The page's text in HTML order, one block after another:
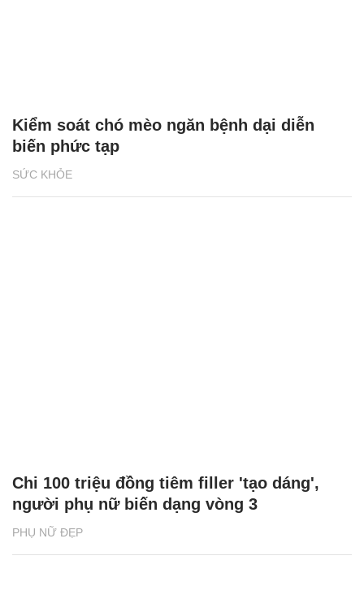
SỨC KHỎE
Kiểm soát chó mèo ngăn bệnh dại diễn
biến phức tạp
PHỤ NỮ ĐẸP
Chi 100 triệu đồng tiêm filler 'tạo dáng',
người phụ nữ biến dạng vòng 3